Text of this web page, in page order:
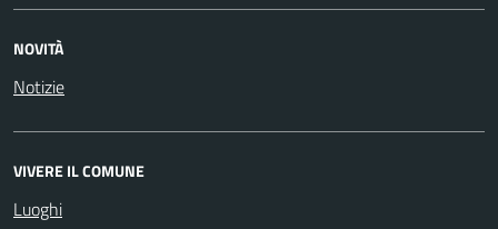
NOVITÀ
Notizie
VIVERE IL COMUNE
Luoghi